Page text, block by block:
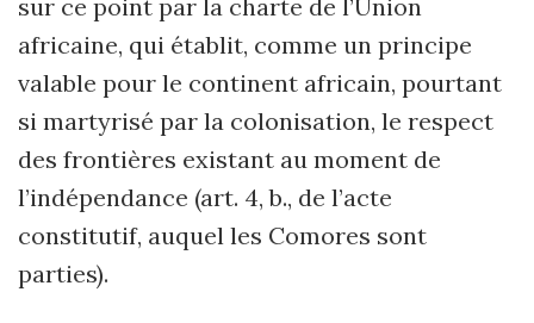
sur ce point par la charte de l’Union
africaine, qui établit, comme un principe
valable pour le continent africain, pourtant
si martyrisé par la colonisation, le respect
des frontières existant au moment de
l’indépendance (art. 4, b., de l’acte
constitutif, auquel les Comores sont
parties).